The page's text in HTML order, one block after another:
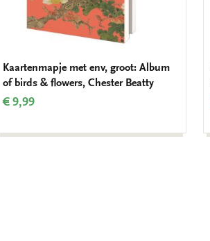
Kaartenmapje met env, groot: Album
of birds & flowers, Chester Beatty
€ 9,99